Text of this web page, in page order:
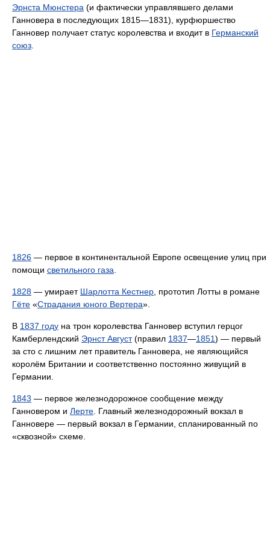
Эрнста Мюнстера (и фактически управлявшего делами
Ганновера в последующих 1815—1831), курфюршество
Ганновер получает статус королевства и входит в Германский
союз
1826 — первое в континентальной Европе освещение улиц при
помощи светильного газа
1828 — умирает Шарлотта Кестнер , прототип Лотты в романе
Гёте «Страдания юного Вертера».
В 1837 году на трон королевства Ганновер вступил герцог
Камберлендский Эрнст Август(правил 1837—1851) — первый
за сто с лишним лет правитель Ганновера, не являющийся
королём Британии и соответственно постоянно живущий в
Германии.
1843 — первое железнодорожное сообщение между
Ганновером и Лерте . Главный железнодорожный вокзал в
Ганновере — первый вокзал в Германии, спланированный по
«сквозной» схеме.